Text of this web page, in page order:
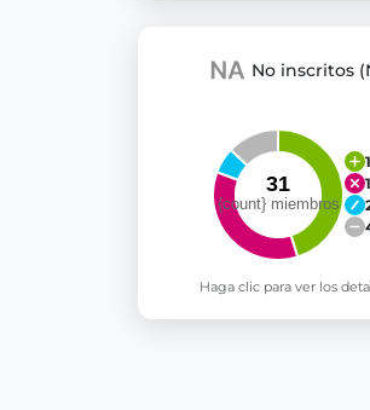
No inscritos
Haga clic para ver los